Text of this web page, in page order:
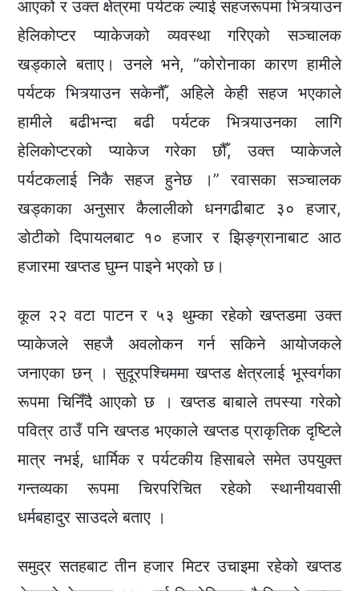
आएको र उक्त क्षेत्रमा पर्यटक ल्याई सहजरूपमा भित्र्याउन
हेलिकोप्टर प्याकेजको व्यवस्था गरिएको सञ्चालक
खड्काले बताए। उनले भने, “कोरोनाका कारण हामीले
पर्यटक भित्र्याउन सकेनौँ, अहिले केही सहज भएकाले
हामीले बढीभन्दा बढी पर्यटक भित्र्याउनका लागि
हेलिकोप्टरको प्याकेज गरेका छौँ, उक्त प्याकेजले
पर्यटकलाई निकै सहज हुनेछ ।” रवासका सञ्चालक
खड्काका अनुसार कैलालीको धनगढीबाट ३० हजार,
डोटीको दिपायलबाट १० हजार र झिङ्ग्रानाबाट आठ
हजारमा खप्तड घुम्न पाइने भएको छ।
कूल २२ वटा पाटन र ५३ थुम्का रहेको खप्तडमा उक्त
प्याकेजले सहजै अवलोकन गर्न सकिने आयोजकले
जनाएका छन् । सुदूरपश्चिममा खप्तड क्षेत्रलाई भूस्वर्गका
रूपमा चिनिँदै आएको छ । खप्तड बाबाले तपस्या गरेको
पवित्र ठाउँ पनि खप्तड भएकाले खप्तड प्राकृतिक दृष्टिले
मात्र नभई, धार्मिक र पर्यटकीय हिसाबले समेत उपयुक्त
गन्तव्यका रूपमा चिरपरिचित रहेको स्थानीयवासी
धर्मबहादुर साउदले बताए ।
समुद्र सतहबाट तीन हजार मिटर उचाइमा रहेको खप्तड